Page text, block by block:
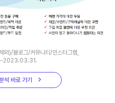
)/블로그/커뮤니티/인스타그램,
석 바로 가기